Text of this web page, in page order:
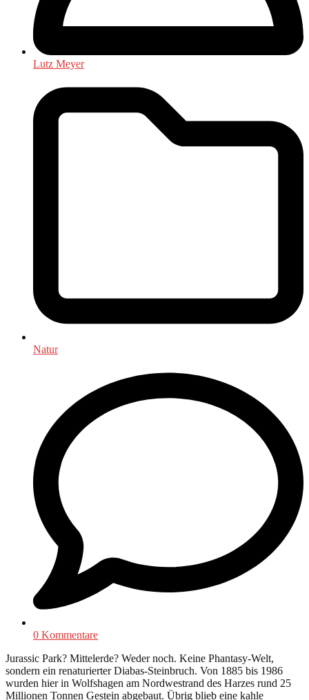
Lutz Meyer
Natur
0 Kommentare
Jurassic Park? Mittelerde? Weder noch. Keine Phantasy-Welt,
sondern ein renaturierter Diabas-Steinbruch. Von 1885 bis 1986
wurden hier in Wolfshagen am Nordwestrand des Harzes rund 25
Millionen Tonnen Gestein abgebaut. Übrig blieb eine kahle